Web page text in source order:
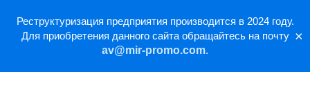
×
Реструктуризация предприятия производится в 2024 году.
Для приобретения данного сайта обращайтесь на почту
av@mir-promo.com.